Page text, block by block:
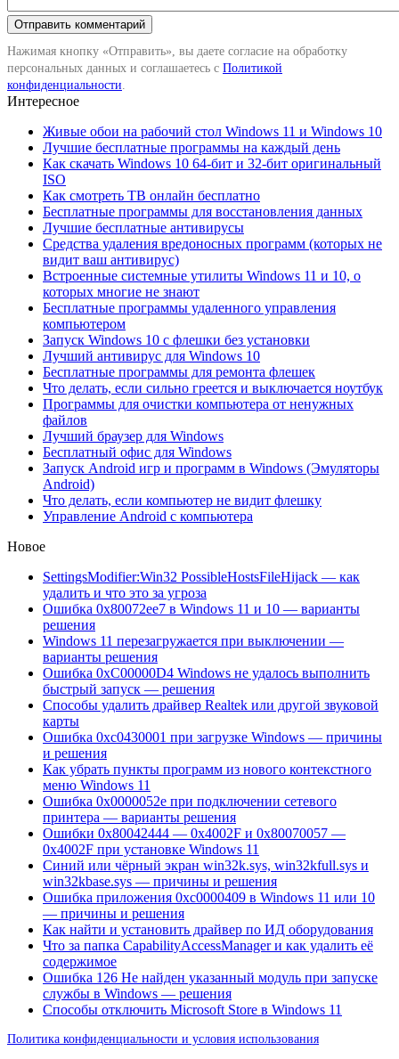
Нажимая кнопку «Отправить», вы даете согласие на обработку
персональных данных и соглашаетесь с Политикой
конфиденциальности.
Интересное
Живые обои на рабочий стол Windows 11 и Windows 10
Лучшие бесплатные программы на каждый день
Как скачать Windows 10 64-бит и 32-бит оригинальный
ISO
Как смотреть ТВ онлайн бесплатно
Бесплатные программы для восстановления данных
Лучшие бесплатные антивирусы
Средства удаления вредоносных программ (которых не
видит ваш антивирус)
Встроенные системные утилиты Windows 11 и 10, о
которых многие не знают
Бесплатные программы удаленного управления
компьютером
Запуск Windows 10 с флешки без установки
Лучший антивирус для Windows 10
Бесплатные программы для ремонта флешек
Что делать, если сильно греется и выключается ноутбук
Программы для очистки компьютера от ненужных
файлов
Лучший браузер для Windows
Бесплатный офис для Windows
Запуск Android игр и программ в Windows (Эмуляторы
Android)
Что делать, если компьютер не видит флешку
Управление Android с компьютера
Новое
SettingsModifier:Win32 PossibleHostsFileHijack — как
удалить и что это за угроза
Ошибка 0x80072ee7 в Windows 11 и 10 — варианты
решения
Windows 11 перезагружается при выключении —
варианты решения
Ошибка 0xC00000D4 Windows не удалось выполнить
быстрый запуск — решения
Способы удалить драйвер Realtek или другой звуковой
карты
Ошибка 0xc0430001 при загрузке Windows — причины
и решения
Как убрать пункты программ из нового контекстного
меню Windows 11
Ошибка 0x0000052e при подключении сетевого
принтера — варианты решения
Ошибки 0x80042444 — 0x4002F и 0x80070057 —
0x4002F при установке Windows 11
Синий или чёрный экран win32k.sys, win32kfull.sys и
win32kbase.sys — причины и решения
Ошибка приложения 0xc0000409 в Windows 11 или 10
— причины и решения
Как найти и установить драйвер по ИД оборудования
Что за папка CapabilityAccessManager и как удалить её
содержимое
Ошибка 126 Не найден указанный модуль при запуске
службы в Windows — решения
Способы отключить Microsoft Store в Windows 11
Политика конфиденциальности и условия использования